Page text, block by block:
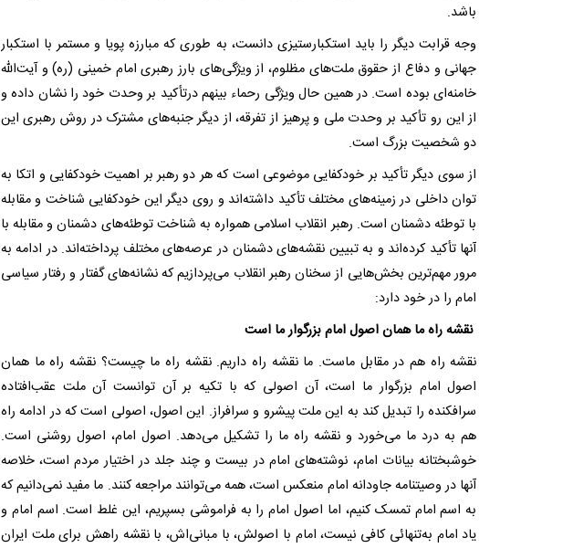
باشد.
وجه قرابت دیگر را باید استکبارستیزی دانست، به طوری که مبارزه پویا و مستمر با استکبار
جهانی و دفاع از حقوق ملت‌های مظلوم، از ویژگی‌های بارز رهبری امام خمینی (ره) و آیت‌الله
خامنه‌ای بوده است. در همین حال ویژگی رحماء بینهم درتأکید بر وحدت خود را نشان داده و
از این رو تأکید بر وحدت ملی و پرهیز از تفرقه، از دیگر جنبه‌های مشترک در روش رهبری این
دو شخصیت بزرگ است.
از سوی دیگر تأکید بر خودکفایی موضوعی است که هر دو رهبر بر اهمیت خودکفایی و اتکا به
توان داخلی در زمینه‌های مختلف تأکید داشته‌اند و روی دیگر این خودکفایی شناخت و مقابله
با توطئه دشمنان است. رهبر انقلاب اسلامی همواره به شناخت توطئه‌های دشمنان و مقابله با
آنها تأکید کرده‌اند و به تبیین نقشه‌های دشمنان در عرصه‌های مختلف پرداخته‌اند. در ادامه به
مرور مهم‌ترین بخش‌هایی از سخنان رهبر انقلاب می‌پردازیم که نشانه‌های گفتار و رفتار سیاسی
امام را در خود دارد:
نقشه راه ما همان اصول امام بزرگوار ما است
نقشه راه هم در مقابل ماست. ما نقشه راه داریم. نقشه راه ما چیست؟ نقشه راه ما همان
اصول امام بزرگوار ما است، آن اصولی که با تکیه بر آن توانست آن ملت عقب‌افتاده
سرافکنده را تبدیل کند به این ملت پیشرو و سرافراز. این اصول، اصولی است که در ادامه راه
هم به درد ما می‌خورد و نقشه راه ما را تشکیل می‌دهد. اصول امام، اصول روشنی است.
خوشبختانه بیانات امام، نوشته‌های امام در بیست و چند جلد در اختیار مردم است، خلاصه
آنها در وصیتنامه جاودانه امام منعکس است، همه می‌توانند مراجعه کنند. ما مفید نمی‌دانیم که
به اسم امام تمسک کنیم، اما اصول امام را به فراموشی بسپریم، این غلط است. اسم امام و
یاد امام به‌تنهائی کافی نیست، امام با اصولش، با مبانی‌اش، با نقشه راهش برای ملت ایران